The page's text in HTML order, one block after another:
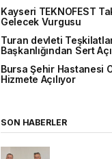
Kayseri TEKNOFEST
Gelecek Vurgusu
Turan devleti
Başkanlığından Sert
Bursa Şehir Hastanesi
Hizmete Açılıyor
SON HABERLER